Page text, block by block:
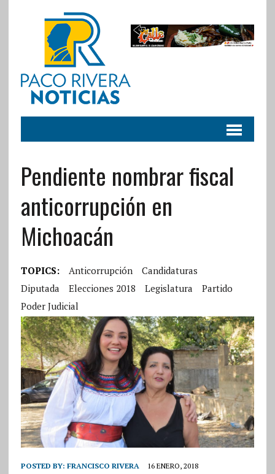
Pendiente nombrar fiscal
anticorrupción en
Michoacán
TOPICS: Anticorrupción
Candidaturas
Diputada
Elecciones 2018 Legislatura
Partido
Poder Judicial
POSTED BY: FRANCISCO RIVERA 16 ENERO, 2018